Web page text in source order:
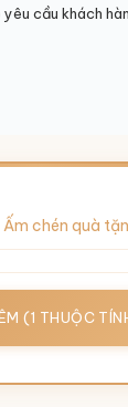
cầu khách
Ấm chén quà
(1 THUỘC